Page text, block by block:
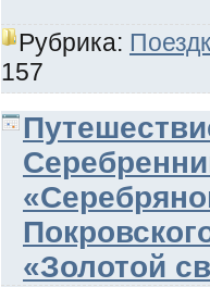
Рубрика:
157
«Золотой